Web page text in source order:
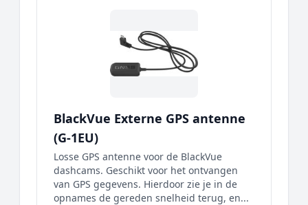
BlackVue Externe GPS antenne
(G-1EU)
Losse GPS antenne voor de BlackVue
dashcams. Geschikt voor het ontvangen
van GPS gegevens. Hierdoor zie je in de
opnames de gereden snelheid terug, en...